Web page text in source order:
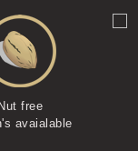
Nut free
avaialable